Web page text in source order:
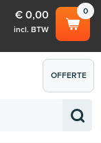
0
€ 0,00
incl. BTW
€ 0,00
OFFERTE
AANVRAGEN